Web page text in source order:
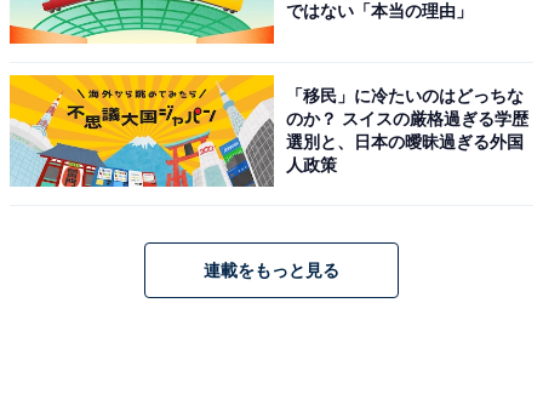
年に放送がスタートした人気刑事ドラマシリーズで、今
は、前作から変わらず寺脇康文さん演じる亀山薫とな
り、2人の黄金コンビが復活して3シーズン目、初代相棒
時代から数えて通算10シーズン目の共演となります。
10月16日に初回スペシャルを放送予定。今作でもおなじ
みの出演者が勢ぞろいし、初回スペシャルでは、過去シ
ではない「本当の理由」
「移民」に冷たいのはどっちな
のか？ スイスの厳格過ぎる学歴
選別と、日本の曖昧過ぎる外国
人政策
連載をもっと見る